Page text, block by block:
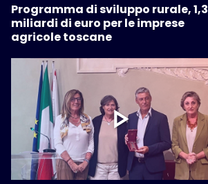
Programma di sviluppo rurale, 1,3
miliardi di euro per le imprese
agricole toscane